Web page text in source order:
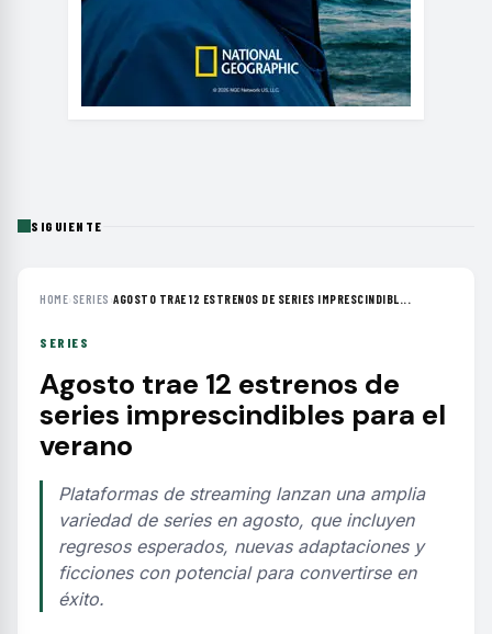
SIGUIENTE
HOME› SERIES ›AGOSTO TRAE 12 ESTRENOS DE SERIES IMPRESCINDIBL...
SERIES
Agosto trae 12 estrenos de
series imprescindibles para el
verano
Plataformas de streaming lanzan una amplia
variedad de series en agosto, que incluyen
regresos esperados, nuevas adaptaciones y
ficciones con potencial para convertirse en
éxito.